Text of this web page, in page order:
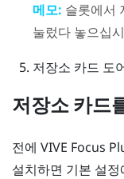
메모: 슬롯에서
눌렀다 놓으십
저장소 카드 도
저장소 카드
전에 VIVE Focus
설치하면 기본 설